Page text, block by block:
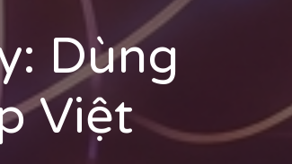
Dùng
Việt